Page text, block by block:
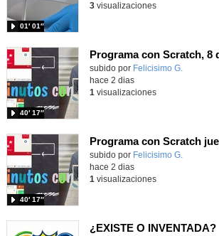
01′ 01″
3visualizaciones
Contenido educativo.
subido por Felicisimo G.
40′ 17″
hace 2 dias
1 visualizaciones
Contenido educativo.
subido por Felicisimo G.
40′ 17″
hace 2 dias
1 visualizaciones
¿EXISTE O INVENTADA?